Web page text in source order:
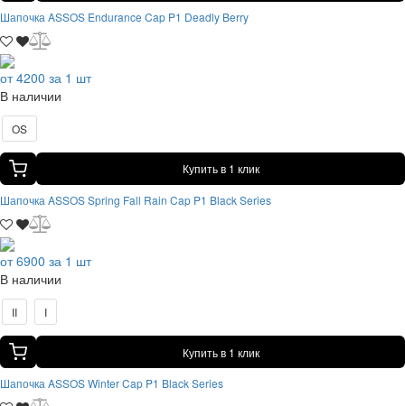
Шапочка ASSOS Endurance Cap P1 Deadly Berry
от 4200 за 1 шт
В наличии
OS
Купить в 1 клик
Шапочка ASSOS Spring Fall Rain Cap P1 Black Series
от 6900 за 1 шт
В наличии
II I
Купить в 1 клик
Шапочка ASSOS Winter Cap P1 Black Series